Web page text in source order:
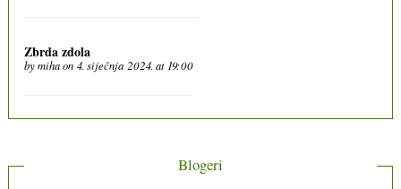
Zbrda zdola
bymihaon 4. siječnja 2024. at 19:00
Blogeri